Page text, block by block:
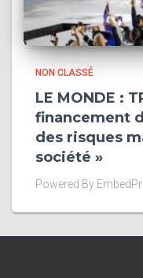
NON CLASSÉ
LE MONDE :
financement
des risques
société »
Powered By